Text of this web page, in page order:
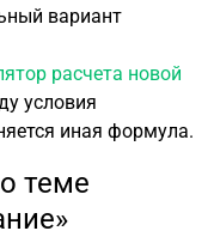
вариант
расчета новой
условия
иная формула.
теме